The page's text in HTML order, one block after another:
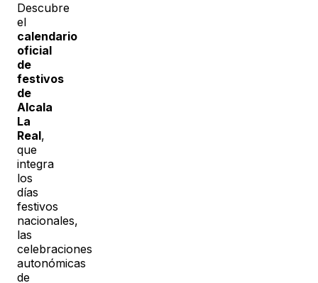
Descubre
el
calendario
oficial
de
festivos
de
Alcala
La
Real,
que
integra
los
días
festivos
nacionales,
las
celebraciones
autonómicas
de